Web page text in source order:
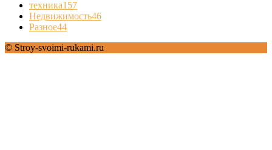
техника157
Недвижимость46
Разное44
© Stroy-svoimi-rukami.ru